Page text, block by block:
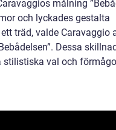
målning
och lyckades gestalta
träd, valde Caravaggio
Dessa
stilistiska val och